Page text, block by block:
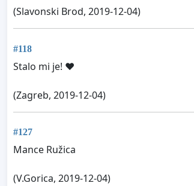
(Slavonski Brod, 2019-12-04)
#118
Stalo mi je! ❤
(Zagreb, 2019-12-04)
#127
Mance Ružica
(V.Gorica, 2019-12-04)